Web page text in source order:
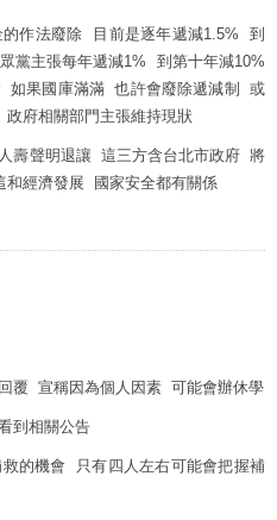
作法廢除 目前是逐年遞減1.5% 到
黨主張每年遞減1% 到第十年減10%
如果國庫滿滿 也許會廢除遞減制 或
府相關部門主張維持現狀
壽聲明退讓 這三方含台北市政府 將
經濟發展 國家安全都有關係
覆 宣稱因為個人因素 可能會辦休學
到相關公告
的機會 只有四人左右可能會把握補